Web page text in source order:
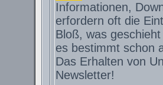
Informationen,
erfordern oft die
Bloß, was
es bestimmt schon
Das Erhalten von
Newsletter!